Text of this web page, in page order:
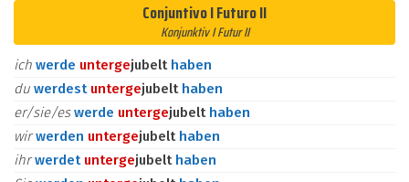
Conjuntivo I Futuro II
Konjunktiv I Futur II
ich werde untergejubelt haben
du werdest untergejubelt haben
er/sie/eswerde untergejubelt haben
wirwerden untergejubelt haben
ihrwerdet untergejubelt haben